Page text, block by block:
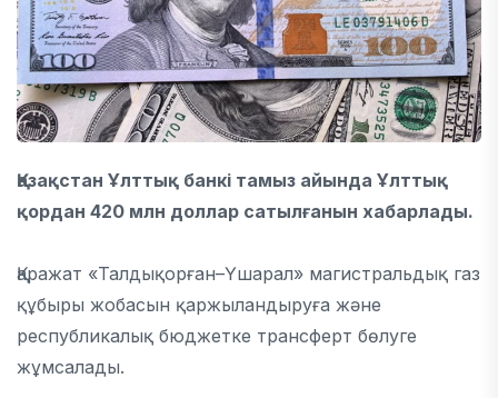
Қазақстан Ұлттық банкі тамыз айында Ұлттық
қордан 420 млн доллар сатылғанын хабарлады.
Қаражат «Талдықорған–Үшарал» магистральдық газ
құбыры жобасын қаржыландыруға және
республикалық бюджетке трансферт бөлуге
жұмсалады.